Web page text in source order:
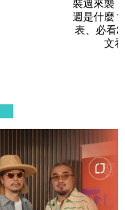
週是什麼
表、必看
文